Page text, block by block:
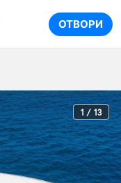
ОТВОРИ
1 / 13